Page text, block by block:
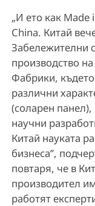
„И ето как Made
China. Китай
Забележителни
производство
Фабрики,
различни
(соларен
научни
Китай науката
бизнеса”,
повтаря, че в
производител
работят